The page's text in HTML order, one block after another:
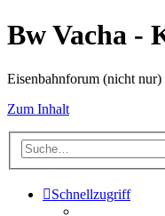
Bw Vacha -
Eisenbahnforum (nicht
Zum Inhalt
Schnellzugriff